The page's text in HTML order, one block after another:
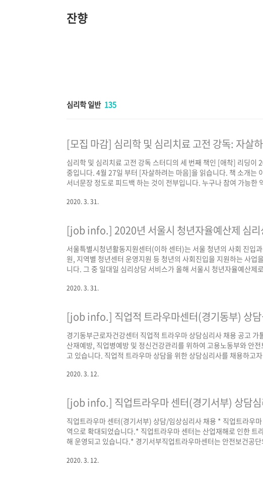
잔향
심리학 일반 135
[모집 마감] 심리학 및 심리치료 고전 강독: 자살
심리학 및 심리치료 고전 강독 스터디의 세 번째 책인 [애착] 리딩
중입니다. 4월 27일 부터 [자살하려는 마음]을 읽습니다. 책 소개는
서너문장 정도로 피드백 하는 것이 전부입니다. 누구나 참여 가능
은 lookdiffangle@gmail.com으로 메일 주세요. 메일 통해 오픈챗
2020. 3. 31.
[job info.] 2020년 서울시 청년자율예산제 심리
서울특별시청년활동지원센터(이하 센터)는 서울 청년의 사회 진입
원, 지역별 청년센터 운영지원 등 청년의 사회진입을 지원하는 사
니다. 그 중 일대일 심리상담 서비스가 올해 서울시 청년자율예산
23일 서울시청년활동지원센터 *모집일정 변경* 코로나바이러스 19
2020. 3. 31.
[job info.] 직업적 트라우마센터(경기동부) 상
경기동부근로자건강센터 직업적 트라우마 상담심리사 채용 공고
산재예방, 직업병예방 및 정신건강관리를 위하여 고용노동부와 안
고 있습니다. 직업적 트라우마 상담을 위한 상담심리사를 채용하고
강전문가(의사,간호사,운동처방사,산업위생사 등)와의 협업활동 -
2020. 3. 12.
[job info.] 직업트라우마 센터(경기서부) 상담심
직업트라우마 센터(경기서부) 상담/임상심리사 채용 * 직업트라우
역으로 확대되었습니다.* 직업트라우마 센터는 산업재해로 인한 트
해 운영되고 있습니다.* 경기서부직업트라우마센터는 안전보건공
음 자격증 중 한 가지 이상 소지 경력자 상담심리사 2급 이상 자격 취
2020. 3. 12.